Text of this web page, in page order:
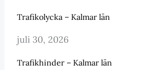
Trafikolycka – Kalmar län
juli 30, 2026
Trafikhinder – Kalmar län